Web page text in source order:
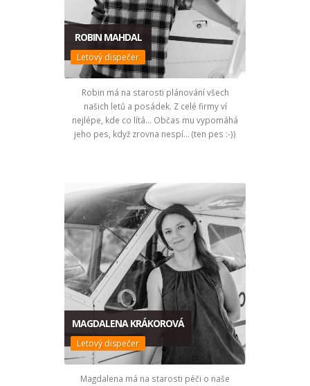
ROBIN MAHDAL
Letový dispečer
Robin má na starosti plánování všech
našich letů a posádek. Z celé firmy ví
nejlépe, kde co lítá... Občas mu vypomáhá
jeho pes, když zrovna nespí... (ten pes :-))
MAGDALENA KRÁKOROVÁ
Letový dispečer
Magdalena má na starosti péči o naše